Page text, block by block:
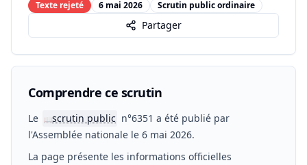
Texte rejeté 6 mai 2026 Scrutin public ordinaire
Partager
Comprendre ce scrutin
Le 📖scrutin public n°6351 a été publié par
l'Assemblée nationale le 6 mai 2026.
La page présente les informations officielles